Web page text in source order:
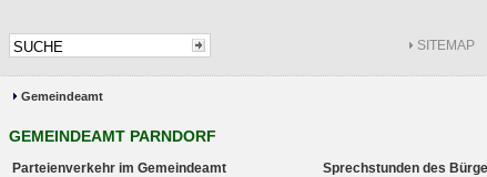
SITEMAP
Gemeindeamt
GEMEINDEAMT PARNDORF
Parteienverkehr im Gemeindeamt
Sprechstunden des